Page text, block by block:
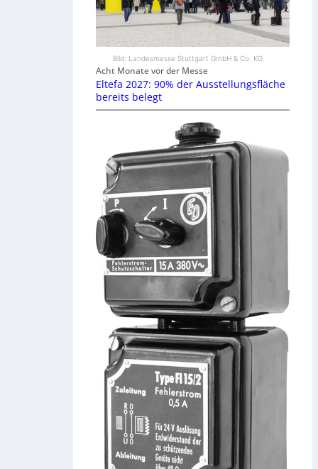
Bild: Landesmesse Stuttgart GmbH & Co. KG
Acht Monate vor der Messe
Eltefa 2027: 90% der Ausstellungsfläche
bereits belegt